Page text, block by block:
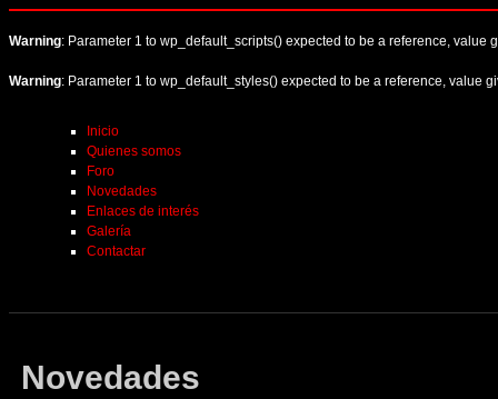
Warning: Parameter 1 to wp_default_scripts() expected to be a reference, value
Warning: Parameter 1 to wp_default_styles() expected to be a reference, value
Inicio
Quienes somos
Foro
Novedades
Enlaces de interés
Galería
Contactar
Novedades